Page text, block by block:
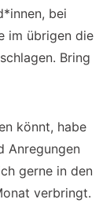
bei
im übrigen die
Bring
könnt, habe
Anregungen
gerne in den
verbringt.